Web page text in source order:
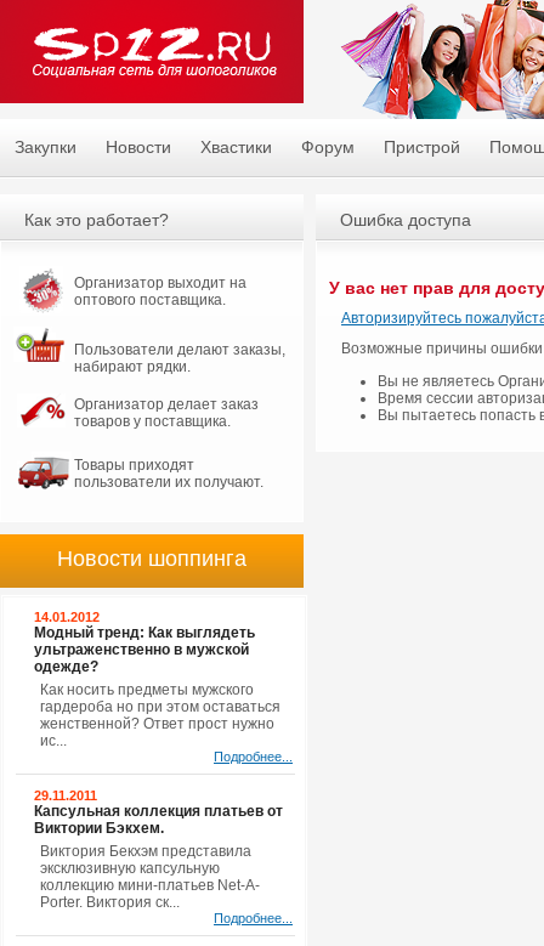
Закупки Новости Хвастики Форум Пристрой
Ошибка доступа
У вас нет прав для
Авторизируйтесь
Возможные причины
Вы не являетесь
Время сессии
Вы пытаетесь попасть
Как это работает?
Организатор выходит на
оптового поставщика.
Пользователи делают заказы,
набирают рядки.
Организатор делает заказ
товаров у поставщика.
Товары приходят
пользователи их получают.
Новости шоппинга
14.01.2012
Модный тренд: Как выглядеть
ультраженственно в мужской
одежде?
Как носить предметы мужского
гардероба но при этом оставаться
женственной? Ответ прост нужно
ис...
Подробнее...
29.11.2011
Капсульная коллекция платьев от
Виктории Бэкхем.
Виктория Бекхэм представила
эксклюзивную капсульную
коллекцию мини-платьев Net-A-
Porter. Виктория ск...
Подробнее...